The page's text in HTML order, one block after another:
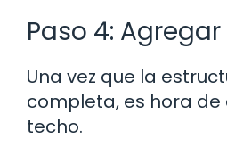
Paso 4:
Una vez que la
completa, es hora
techo.